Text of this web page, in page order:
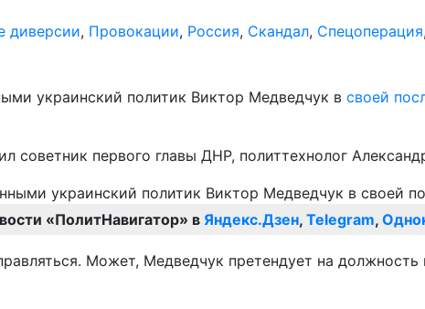
диверсии, Провокации, Россия, Скандал, Спецоперация,
украинский политик Виктор Медведчук в своей
советник первого главы ДНР, политтехнолог
«ПолитНавигатор» в Яндекс.Дзен, Telegram,
Может, Медведчук претендует на